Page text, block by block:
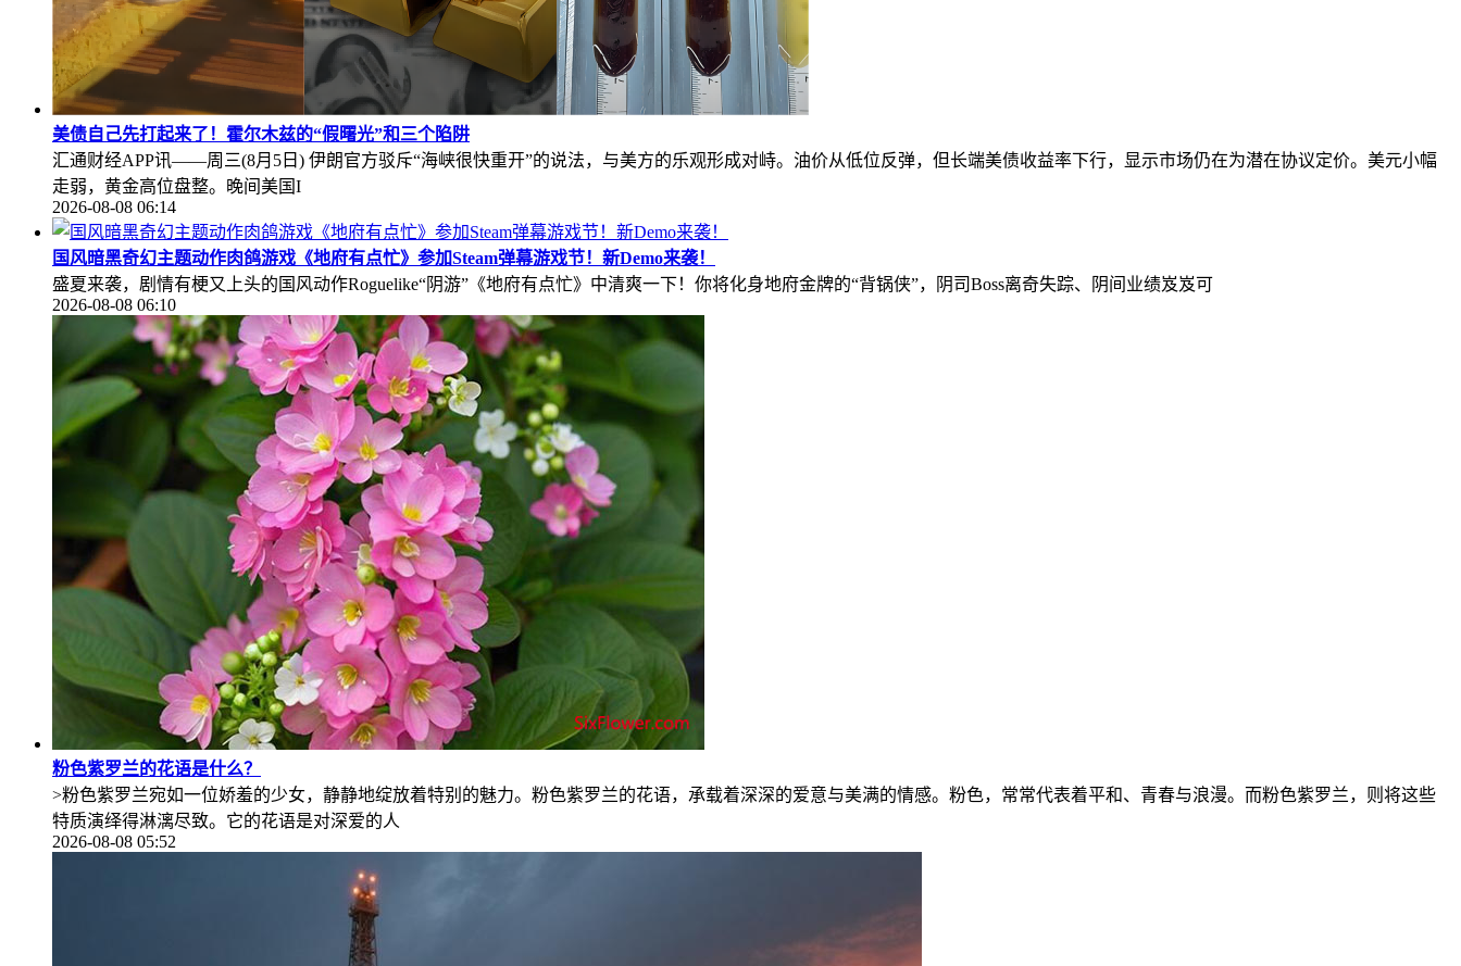
美债自己先打起来了！霍尔木兹的“假曙光”和三个陷阱
汇通财经APP讯——周三(8月5日) 伊朗官方驳斥“海峡很快重开”的说法，与美方的乐观形成对峙。油价从低位反弹，但长端美债收益率下行，显示市场仍在为潜在协议定价。美元小幅
走弱，黄金高位盘整。晚间美国I
2026-08-08 06:14
国风暗黑奇幻主题动作肉鸽游戏《地府有点忙》参加Steam弹幕游戏节！新Demo来袭！
盛夏来袭，剧情有梗又上头的国风动作Roguelike“阴游”《地府有点忙》中清爽一下！你将化身地府金牌的“背锅侠”，阴司Boss离奇失踪、阴间业绩岌岌可
2026-08-08 06:10
粉色紫罗兰的花语是什么？
>粉色紫罗兰宛如一位娇羞的少女，静静地绽放着特别的魅力。粉色紫罗兰的花语，承载着深深的爱意与美满的情感。粉色，常常代表着平和、青春与浪漫。而粉色紫罗兰，则将这些
特质演绎得淋漓尽致。它的花语是对深爱的人
2026-08-08 05:52